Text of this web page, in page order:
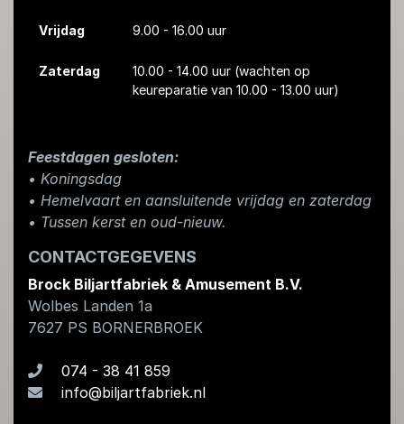
Vrijdag 9.00 - 16.00 uur
Zaterdag 10.00 - 14.00 uur (wachten op
keureparatie van 10.00 - 13.00 uur)
Feestdagen gesloten:
• Koningsdag
​• Hemelvaart en aansluitende vrijdag en zaterdag
• Tussen kerst en oud-nieuw.
CONTACTGEGEVENS
Brock Biljartfabriek & Amusement B.V.
Wolbes Landen 1a
7627 PS BORNERBROEK
074 - 38 41 859
info@biljartfabriek.nl